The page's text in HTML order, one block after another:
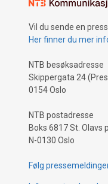
Vil du sende en
Her finner du mer
NTB besøksadresse
Skippergata 24
0154 Oslo
NTB postadresse
Boks 6817 St. Olavs
N-0130 Oslo
Følg